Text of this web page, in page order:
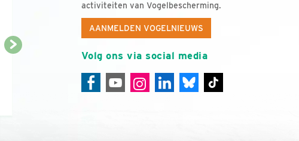
activiteiten van Vogelbescherming.
AANMELDEN VOGELNIEUWS
Volg ons via social media